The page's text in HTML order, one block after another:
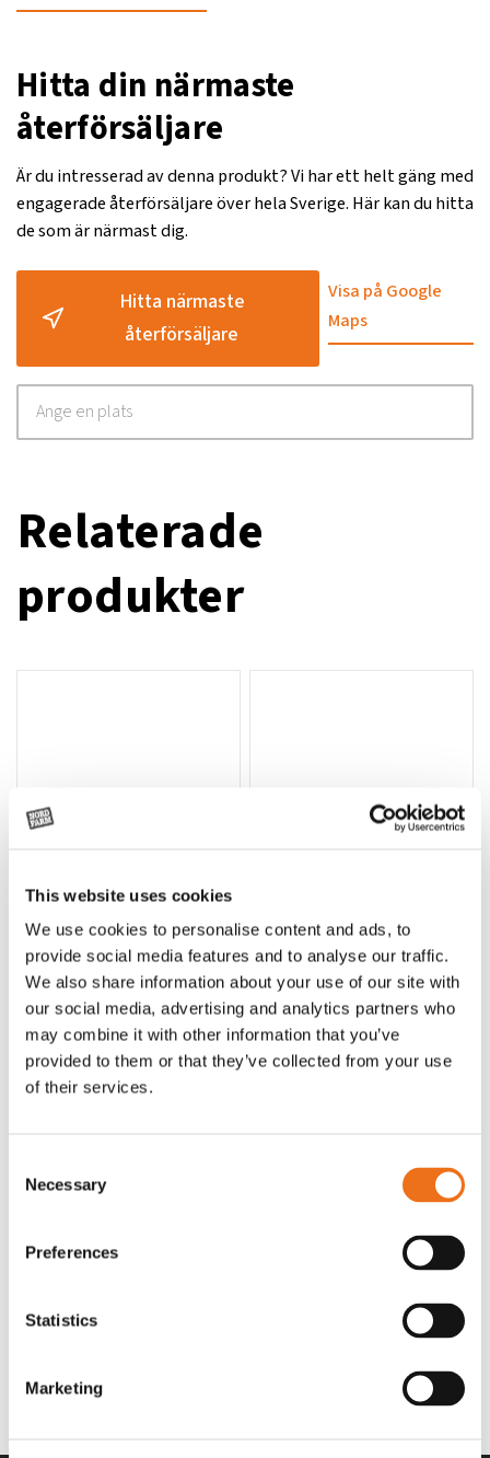
This website uses cookies
We use cookies to personalise content and ads, to
provide social media features and to analyse our traffic.
We also share information about your use of our site with
our social media, advertising and analytics partners who
may combine it with other information that you’ve
provided to them or that they’ve collected from your use
of their services.
Selection
Necessary
Preferences
Statistics
Marketing
Hitta din närmaste
återförsäljare
Är du intresserad av denna produkt? Vi har ett helt gäng med
engagerade återförsäljare över hela Sverige. Här kan du hitta
de som är närmast dig.
Hitta närmaste
återförsäljare
Visa på Google
Maps
Relaterade
produkter
Lägg till i varukorg
Rotor, komplett med slagor
OR80013456G
(ex. moms)
Grön truckknapp
A00220
kr (ex. moms)
Lägg till i varukorg
Rotor teeth 8t/6k 7.5Gr/8 R6/14 Rotor teeth 8t/6k 0Gr/8 R6/14